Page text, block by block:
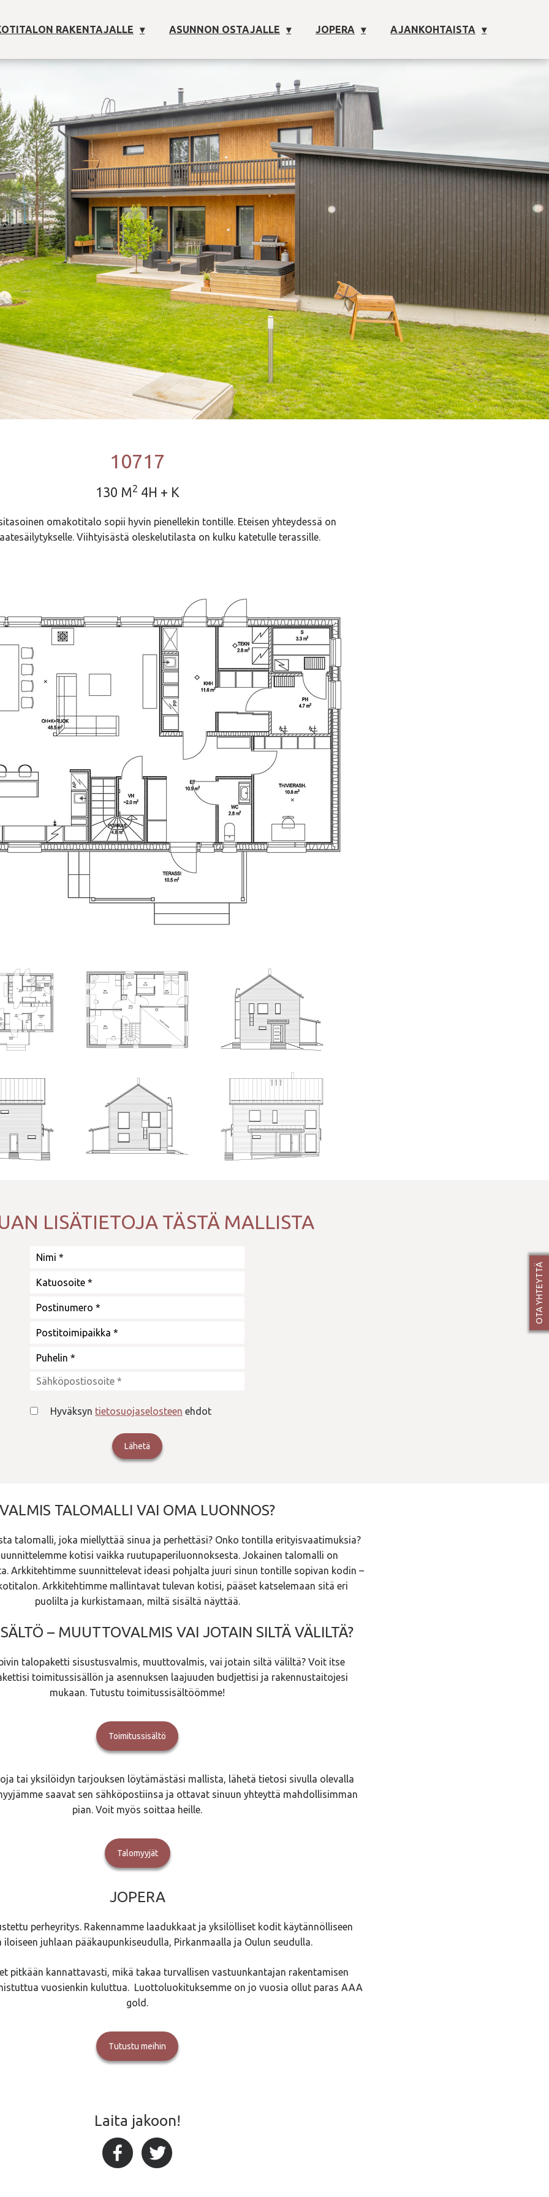
RAKENTAJALLE ASUNNON OSTAJALLE JOPERA AJANKOHTAISTA
OTA YHTEYTTÄ
10717
130 M2 4H + K
omakotitalo sopii hyvin pienellekin tontille. Eteisen yhteydessä on
Viihtyisästä oleskelutilasta on kulku katetulle terassille.
LISÄTIETOJA TÄSTÄ MALLISTA
Hyväksyn tietosuojaselosteen ehdot
VALMIS TALOMALLI VAI OMA LUONNOS?
talomalli, joka miellyttää sinua ja perhettäsi? Onko tontilla erityisvaatimuksia?
kotisi vaikka ruutupaperiluonnoksesta. Jokainen talomalli on
Arkkitehtimme suunnittelevat ideasi pohjalta juuri sinun tontille sopivan kodin –
Arkkitehtimme mallintavat tulevan kotisi, pääset katselemaan sitä eri
puolilta ja kurkistamaan, miltä sisältä näyttää.
– MUUTTOVALMIS VAI JOTAIN SILTÄ VÄLILTÄ?
talopaketti sisustusvalmis, muuttovalmis, vai jotain siltä väliltä? Voit itse
toimitussisällön ja asennuksen laajuuden budjettisi ja rakennustaitojesi
mukaan. Tutustu toimitussisältöömme!
Toimitussisältö
tai yksilöidyn tarjouksen löytämästäsi mallista, lähetä tietosi sivulla olevalla
saavat sen sähköpostiinsa ja ottavat sinuun yhteyttä mahdollisimman
pian. Voit myös soittaa heille.
Talomyyjät
JOPERA
perheyritys. Rakennamme laadukkaat ja yksilölliset kodit käytännölliseen
iloiseen juhlaan pääkaupunkiseudulla, Pirkanmaalla ja Oulun seudulla.
pitkään kannattavasti, mikä takaa turvallisen vastuunkantajan rakentamisen
vuosienkin kuluttua. Luottoluokituksemme on jo vuosia ollut paras AAA
gold.
Tutustu meihin
Laita jakoon!